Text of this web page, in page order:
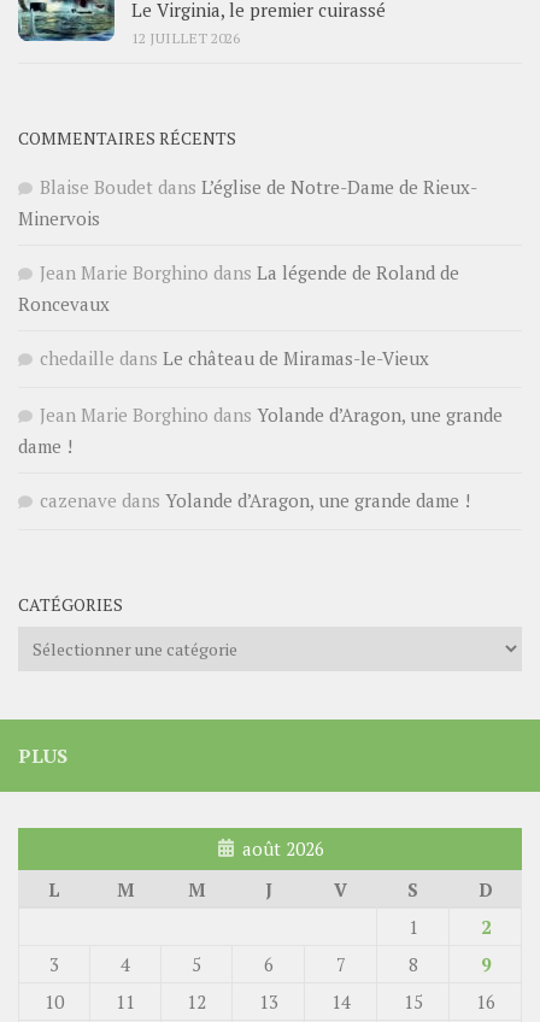
Le Virginia, le premier cuirassé
12 JUILLET 2026
COMMENTAIRES RÉCENTS
Blaise Boudet dans L’église de Notre-Dame de Rieux-
Minervois
Jean Marie Borghino dans La légende de Roland de
Roncevaux
chedaille dans Le château de Miramas-le-Vieux
Jean Marie Borghino dans Yolande d’Aragon, une grande
dame !
cazenave dans Yolande d’Aragon, une grande dame !
CATÉGORIES
Catégories
PLUS
août 2026
L
M M J V S
D
1
2
3
4 5 6 7 8
9
10
11 12 13 14 15
16